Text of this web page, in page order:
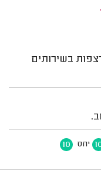
בשירותים
יחס 10